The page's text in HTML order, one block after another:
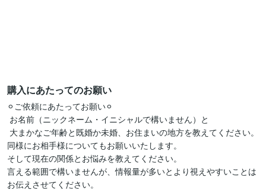
購入にあたってのお願い
⚪︎ご依頼にあたってお願い⚪︎
同様にお相手様についてもお願いいたします。
そして現在の関係とお悩みを教えてください。
言える範囲で構いませんが、情報量が多いとより視えやすいことは
お伝えさせてください。